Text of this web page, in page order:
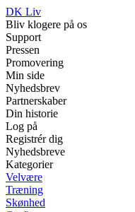
DK Liv
Bliv klogere på os
Support
Pressen
Promovering
Min side
Nyhedsbrev
Partnerskaber
Din historie
Log på
Registrér dig
Nyhedsbreve
Kategorier
Velvære
Træning
Skønhed